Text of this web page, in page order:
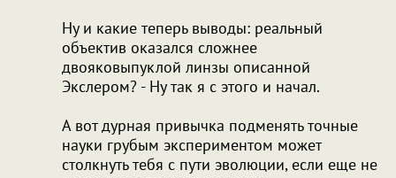
Ну и какие теперь выводы: реальный
объектив оказался сложнее
двояковыпуклой линзы описанной
Экслером? - Ну так я с этого и начал.
А вот дурная привычка подменять точные
науки грубым экспериментом может
столкнуть тебя с пути эволюции, если еще не